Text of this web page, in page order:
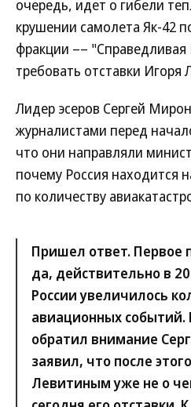
очередь, идет о гибели
крушении самолета Як-42
фракции ––
требовать отставки Игоря
Лидер эсеров Сергей
журналистами перед
что они направляли
почему Россия находится
по количеству
Пришел ответ. Первое
да, действительно в
России увеличилось
авиационных событий.
обратил внимание
заявил, что после
Левитиным уже не о